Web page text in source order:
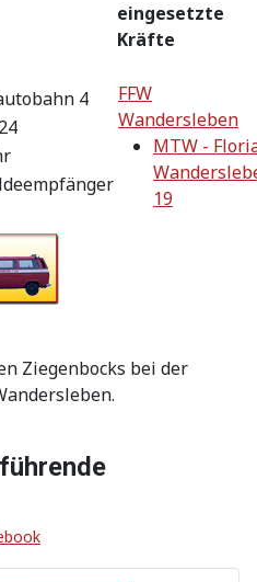
4
eingesetzte
Kräfte
FFW
Wandersleben
MTW -
19
Ziegenbocks bei der